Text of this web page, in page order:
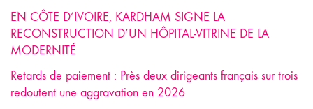
EN CÔTE D’IVOIRE, KARDHAM SIGNE LA
RECONSTRUCTION D’UN HÔPITAL-VITRINE DE LA
MODERNITÉ
Retards de paiement : Près deux dirigeants français sur trois
redoutent une aggravation en 2026